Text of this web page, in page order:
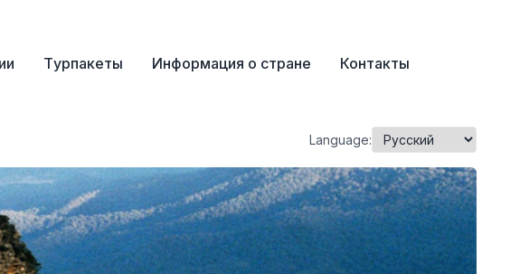
Tурпакеты Информация о cтране Контакты
Language: